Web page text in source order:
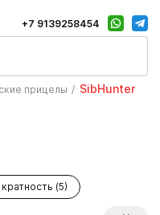
+7 9139258454
прицелы SibHunter
(5)